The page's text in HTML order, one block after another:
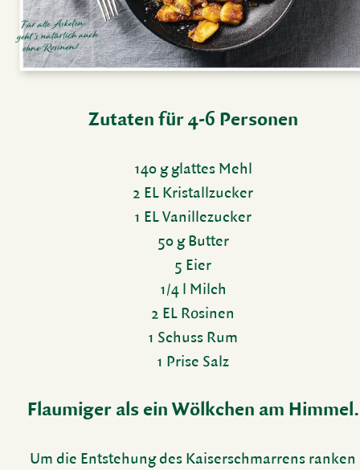
Zutaten für 4-6 Personen
140 g glattes Mehl
2 EL Kris­tall­zu­cker
1 EL Vanil­le­zu­cker
50 g Butter
5 Eier
1/4 l Milch
2 EL Rosinen
1 Schuss Rum
1 Prise Salz
Flau­miger als ein Wölk­chen am Himmel.
Um die Entste­hung des Kaiser­schmar­rens ranken